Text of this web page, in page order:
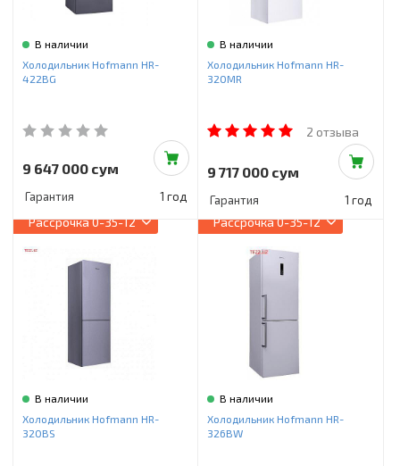
В наличии
Холодильник Hofmann HR-
422BG
9 647 000 сум
Гарантия 1 год
В наличии
Холодильник Hofmann HR-
320MR
2 отзыва
9 717 000 сум
Гарантия 1 год
Рассрочка0-35-12
В наличии
Холодильник Hofmann HR-
320BS
Рассрочка0-35-12
В наличии
Холодильник Hofmann HR-
326BW